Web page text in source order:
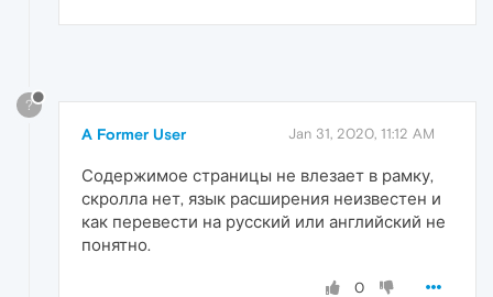
?
A Former User Jan 31, 2020, 11:12 AM
Содержимое страницы не влезает в рамку,
скролла нет, язык расширения неизвестен и
как перевести на русский или английский не
понятно.
0